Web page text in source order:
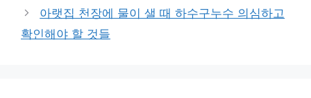
아랫집 천장에 물이 샐 때 하수구누수 의심하고
확인해야 할 것들